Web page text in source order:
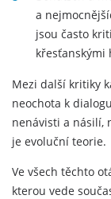
a
jsou často
křesťanskými
Mezi další kritiky
neochota k
nenávisti a násilí,
je evoluční teorie.
Ve všech těchto
kterou vede